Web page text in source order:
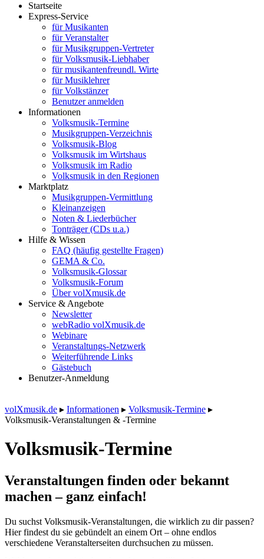
Startseite
Express-Service
für Musikanten
für Veranstalter
für Musikgruppen-Vertreter
für Volksmusik-Liebhaber
für musikantenfreundl. Wirte
für Musiklehrer
für Volkstänzer
Benutzer anmelden
Informationen
Volksmusik-Termine
Musikgruppen-Verzeichnis
Volksmusik-Blog
Volksmusik im Wirtshaus
Volksmusik im Radio
Volksmusik in den Regionen
Marktplatz
Musikgruppen-Vermittlung
Kleinanzeigen
Noten & Liederbücher
Tonträger (CDs u.a.)
Hilfe & Wissen
FAQ (häufig gestellte Fragen)
GEMA & Co.
Volksmusik-Glossar
Volksmusik-Forum
Über volXmusik.de
Service & Angebote
Newsletter
webRadio volXmusik.de
Webinare
Veranstaltungs-Netzwerk
Weiterführende Links
Gästebuch
Benutzer-Anmeldung
volXmusik.de ▸ Informationen ▸ Volksmusik-Termine ▸
Volksmusik-Veranstaltungen & -Termine
Volksmusik-Termine
Veranstaltungen finden oder bekannt
machen – ganz einfach!
Du suchst Volksmusik-Veranstaltungen, die wirklich zu dir passen?
Hier findest du sie gebündelt an einem Ort – ohne endlos
verschiedene Veranstalterseiten durchsuchen zu müssen.